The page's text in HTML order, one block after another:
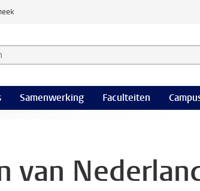
en selecteer categorie
Samenwerking Faculteiten
van